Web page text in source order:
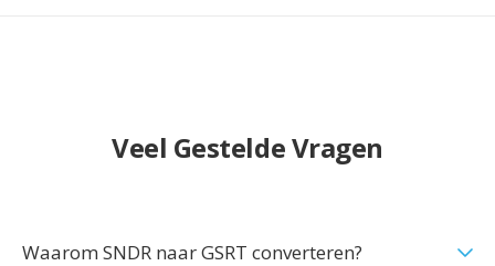
Veel Gestelde Vragen
Waarom SNDR naar GSRT converteren?